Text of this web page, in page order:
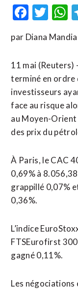
par Diana Mandia
11 mai (Reuters)
terminé en ordre
investisseurs
face au risque
au Moyen-Orient
des prix du
À Paris, le CAC
0,69% à
grappillé 0,07%
0,36%.
L’indice
FTSEurofirst
gagné 0,11%.
Les négociations